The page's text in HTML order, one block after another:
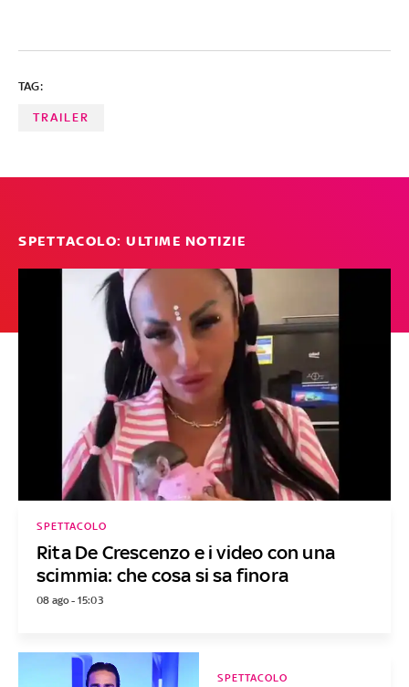
TAG:
TRAILER
SPETTACOLO: ULTIME NOTIZIE
Rita De Crescenzo e i video con una
scimmia: che cosa si sa finora
SPETTACOLO
08 ago - 15:03
SPETTACOLO